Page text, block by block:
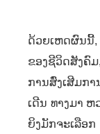
ດ້ວຍເຫດຜົນນີ້
ຂອງຊີວິດສັງຄົມ,
ການສົ່ງເສີມກ
ເດີນ ທາງມາ
ຍິງມັກຈະເລື